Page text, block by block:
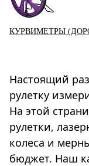
КУРВИМЕТРЫ
Настоящий
рулетку
На этой
рулетки,
колеса и
бюджет. Наш